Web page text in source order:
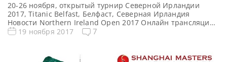
20-26 ноября, открытый турнир Северной Ирландии
2017, Titanic Belfast, Белфаст, Северная Ирландия
Новости Northern Ireland Open 2017 Онлайн трансляции
Northern Ireland Open 2017 Видео Northern Ireland Open
фреймов (до 4-x побед) 9 фреймов (до 5-ти побед) 11 […]
19 ноября 2017 7